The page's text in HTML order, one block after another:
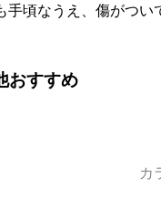
頃なうえ、傷がつい
おすすめ
カ